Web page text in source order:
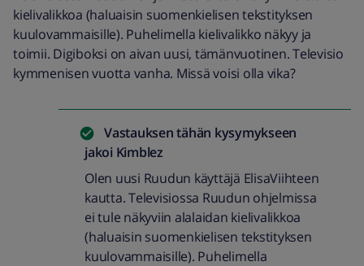
kielivalikkoa (haluaisin suomenkielisen tekstityksen
kuulovammaisille). Puhelimella kielivalikko näkyy ja
toimii. Digiboksi on aivan uusi, tämänvuotinen. Televisio
kymmenisen vuotta vanha. Missä voisi olla vika?
Vastauksen tähän kysymykseen
jakoi Kimblez
Olen uusi Ruudun käyttäjä ElisaViihteen
kautta. Televisiossa Ruudun ohjelmissa
ei tule näkyviin alalaidan kielivalikkoa
(haluaisin suomenkielisen tekstityksen
kuulovammaisille). Puhelimella